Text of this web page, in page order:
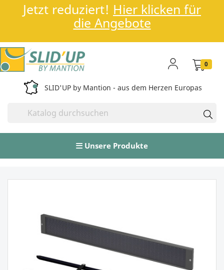
Jetzt reduziert! Hier klicken für
die Angebote
SLID'UP by Mantion - aus dem Herzen Europas
0
Unsere Produkte